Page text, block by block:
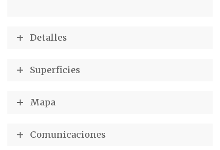
Detalles
Superficies
Mapa
Comunicaciones